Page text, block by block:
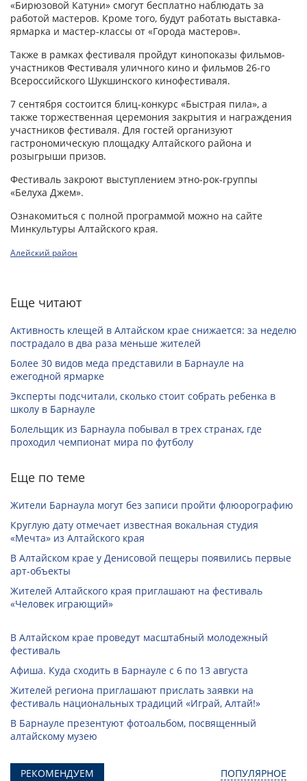
«Бирюзовой Катуни» смогут бесплатно наблюдать за
работой мастеров. Кроме того, будут работать выставка-
ярмарка и мастер-классы от «Города мастеров».
Также в рамках фестиваля пройдут кинопоказы фильмов-
участников Фестиваля уличного кино и фильмов 26-го
Всероссийского Шукшинского кинофестиваля.
7 сентября состоится блиц-конкурс «Быстрая пила», а
также торжественная церемония закрытия и награждения
участников фестиваля. Для гостей организуют
гастрономическую площадку Алтайского района и
розыгрыши призов.
Фестиваль закроют выступлением этно-рок-группы
«Белуха Джем».
Ознакомиться с полной программой можно на сайте
Минкультуры Алтайского края.
Алейский район
Еще читают
Активность клещей в Алтайском крае снижается: за неделю
пострадало в два раза меньше жителей
Более 30 видов меда представили в Барнауле на
ежегодной ярмарке
Эксперты подсчитали, сколько стоит собрать ребенка в
школу в Барнауле
Болельщик из Барнаула побывал в трех странах, где
проходил чемпионат мира по футболу
Еще по теме
Жители Барнаула могут без записи пройти флюорографию
Круглую дату отмечает известная вокальная студия
«Мечта» из Алтайского края
В Алтайском крае у Денисовой пещеры появились первые
арт-объекты
Жителей Алтайского края приглашают на фестиваль
«Человек играющий»
В Алтайском крае проведут масштабный молодежный
фестиваль
Афиша. Куда сходить в Барнауле с 6 по 13 августа
Жителей региона приглашают прислать заявки на
фестиваль национальных традиций «Играй, Алтай!»
В Барнауле презентуют фотоальбом, посвященный
алтайскому музею
РЕКОМЕНДУЕМ ПОПУЛЯРНОЕ